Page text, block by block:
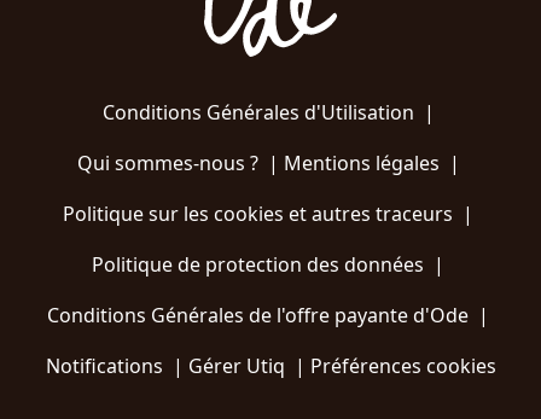
Conditions Générales d'Utilisation |
Qui sommes-nous ?| Mentions légales |
Politique sur les cookies et autres traceurs |
Politique de protection des données |
Conditions Générales de l'offre payante d'Ode |
Notifications | Gérer Utiq | Préférences cookies